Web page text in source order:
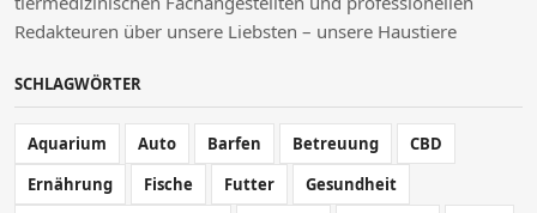
Redakteuren über unsere Liebsten – unsere Haustiere
SCHLAGWÖRTER
Aquarium Auto Barfen Betreuung
CBD
Ernährung
Fische Futter
Gesundheit